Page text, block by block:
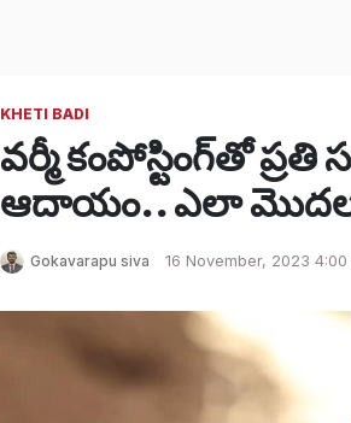
KHETI BADI
వర్మీ కంపోస్టింగ్‌తో ప్రతి
ఆదాయం.. ఎలా
Gokavarapu siva 16 November, 2023 4:00